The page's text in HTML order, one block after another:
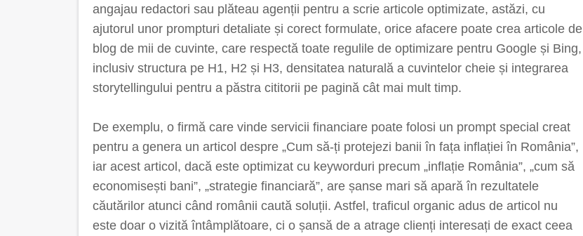
angajau redactori sau plăteau agenții pentru a scrie articole optimizate, astăzi, cu
ajutorul unor prompturi detaliate și corect formulate, orice afacere poate crea articole de
blog de mii de cuvinte, care respectă toate regulile de optimizare pentru Google și Bing,
inclusiv structura pe H1, H2 și H3, densitatea naturală a cuvintelor cheie și integrarea
storytellingului pentru a păstra cititorii pe pagină cât mai mult timp.
De exemplu, o firmă care vinde servicii financiare poate folosi un prompt special creat
pentru a genera un articol despre „Cum să-ți protejezi banii în fața inflației în România”,
iar acest articol, dacă este optimizat cu keyworduri precum „inflație România”, „cum să
economisești bani”, „strategie financiară”, are șanse mari să apară în rezultatele
căutărilor atunci când românii caută soluții. Astfel, traficul organic adus de articol nu
este doar o vizită întâmplătoare, ci o șansă de a atrage clienți interesați de exact ceea